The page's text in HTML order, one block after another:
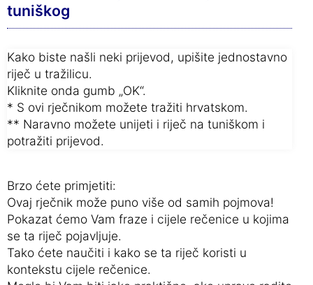
tuniškog
Kako biste našli neki prijevod, upišite jednostavno
riječ u tražilicu.
Kliknite onda gumb „OK“.
* S ovi rječnikom možete tražiti hrvatskom.
** Naravno možete unijeti i riječ na tuniškom i
potražiti prijevod.
Brzo ćete primjetiti:
Ovaj rječnik može puno više od samih pojmova!
Pokazat ćemo Vam fraze i cijele rečenice u kojima
se ta riječ pojavljuje.
Tako ćete naučiti i kako se ta riječ koristi u
kontekstu cijele rečenice.